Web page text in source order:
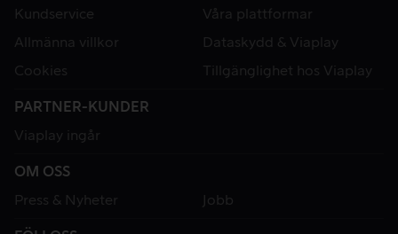
Kundservice
Våra plattformar
Allmänna villkor
Dataskydd & Viaplay
Cookies
Tillgänglighet hos Viaplay
PARTNER-KUNDER
Viaplay ingår
OM OSS
Press & Nyheter
Jobb